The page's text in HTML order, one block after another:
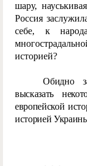
шару,
Россия
себе, к
историей?
Обидно
высказать
европейской
историей